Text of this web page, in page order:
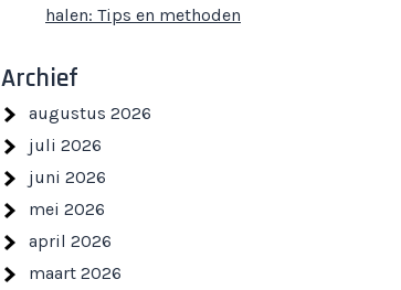
halen: Tips en methoden
Archief
augustus 2026
juli 2026
juni 2026
mei 2026
april 2026
maart 2026